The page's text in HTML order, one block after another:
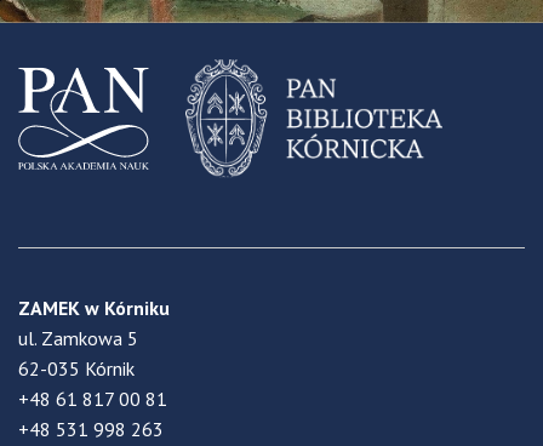
ZAMEK w Kórniku
ul. Zamkowa 5
62-035 Kórnik
+48 61 817 00 81
+48 531 998 263